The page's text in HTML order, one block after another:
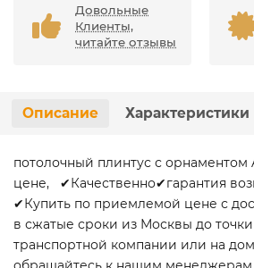
Довольные
Клиенты,
читайте отзывы
Описание Характеристики
потолочный плинтус с орнаментом
цене, ✔Качественно✔гарантия
✔Купить по приемлемой цене с
в сжатые сроки из Москвы до
транспортной компании или на